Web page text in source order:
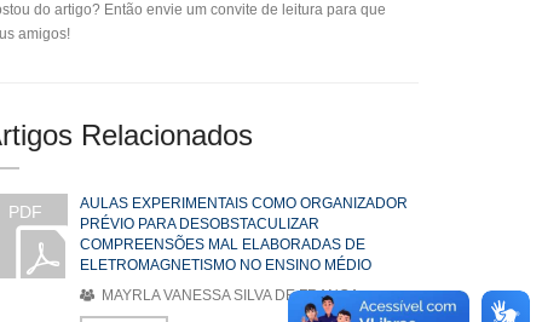
do artigo? Então envie um convite de leitura para que
amigos!
Relacionados
PDF
AULAS EXPERIMENTAIS COMO ORGANIZADOR
PRÉVIO PARA DESOBSTACULIZAR
COMPREENSÕES MAL ELABORADAS DE
ELETROMAGNETISMO NO ENSINO MÉDIO
MAYRLA VANESSA SILVA DE FRANÇA